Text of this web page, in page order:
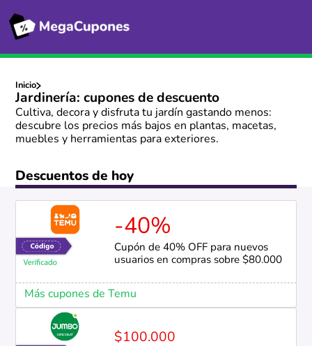
Inicio
Jardinería: cupones de descuento
Cultiva, decora y disfruta tu jardín gastando menos:
descubre los precios más bajos en plantas, macetas,
muebles y herramientas para exteriores.
Descuentos de hoy
-40%
Cupón de 40% OFF para nuevos
usuarios en compras sobre $80.000
Más cupones de Temu
$100.000